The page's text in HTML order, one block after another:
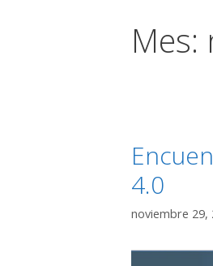
Mes:
4.0
noviembre 29,